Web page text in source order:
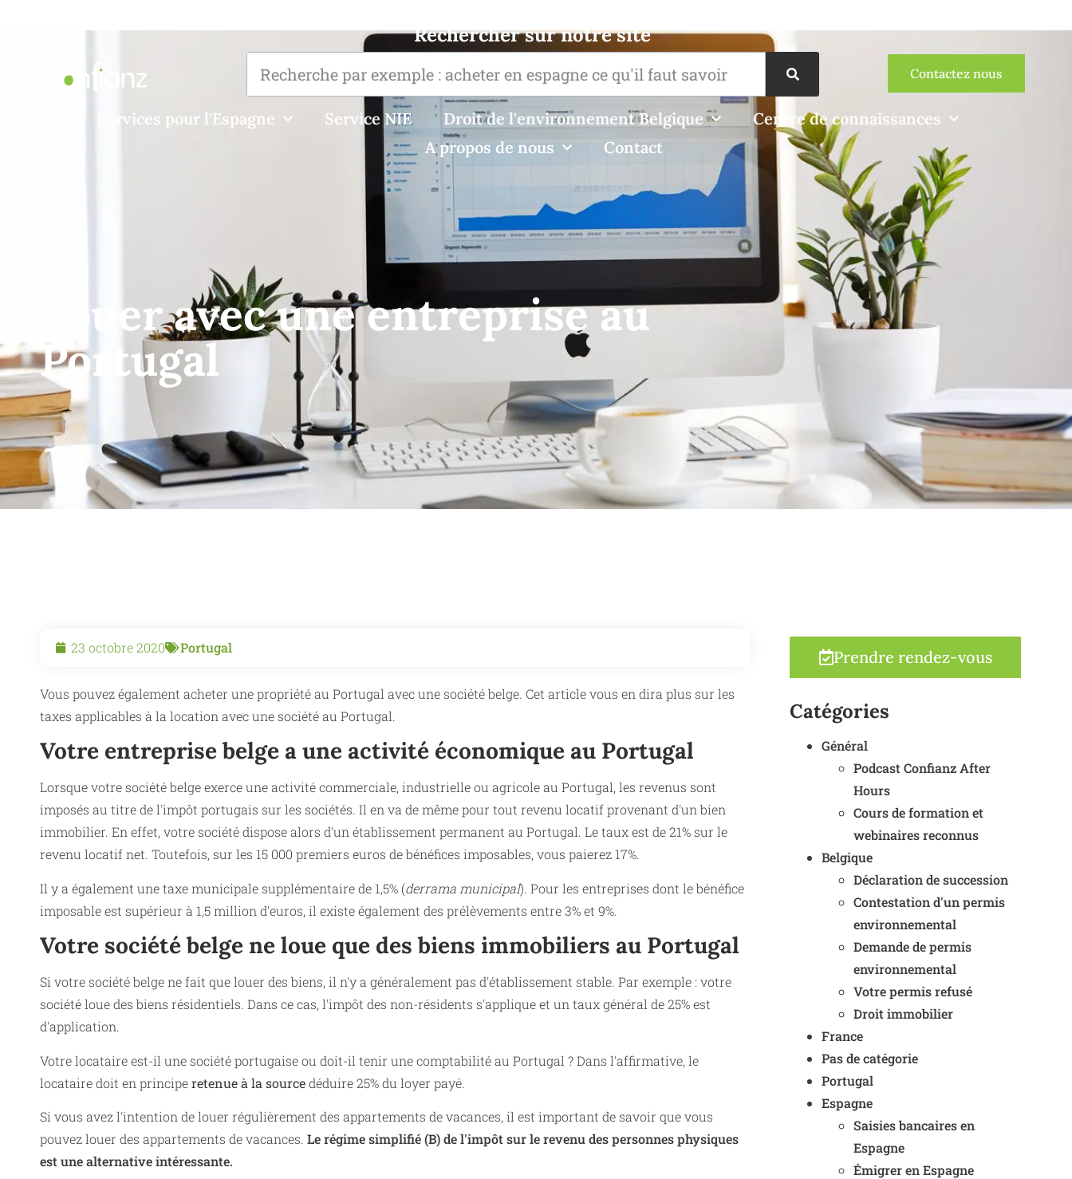
Rechercher sur notre site
Contactez nous
Services pour l'Espagne Service NIE Droit de l'environnement Belgique
Centre de connaissances
A propos de nous
Contact
Louer avec une entreprise au
Portugal
23 octobre 2020 Portugal
Vous pouvez également acheter une propriété au Portugal avec une société belge. Cet article vous en dira plus sur les
taxes applicables à la location avec une société au Portugal.
Votre entreprise belge a une activité économique au Portugal
Lorsque votre société belge exerce une activité commerciale, industrielle ou agricole au Portugal, les revenus sont
imposés au titre de l'impôt portugais sur les sociétés. Il en va de même pour tout revenu locatif provenant d'un bien
immobilier. En effet, votre société dispose alors d'un établissement permanent au Portugal. Le taux est de 21% sur le
revenu locatif net. Toutefois, sur les 15 000 premiers euros de bénéfices imposables, vous paierez 17%.
Il y a également une taxe municipale supplémentaire de 1,5% (derrama municipal). Pour les entreprises dont le bénéfice
imposable est supérieur à 1,5 million d'euros, il existe également des prélèvements entre 3% et 9%.
Votre société belge ne loue que des biens immobiliers au Portugal
Si votre société belge ne fait que louer des biens, il n'y a généralement pas d'établissement stable. Par exemple : votre
société loue des biens résidentiels. Dans ce cas, l'impôt des non-résidents s'applique et un taux général de 25% est
d'application.
Votre locataire est-il une société portugaise ou doit-il tenir une comptabilité au Portugal ? Dans l'affirmative, le
locataire doit en principeretenue à la sourcedéduire 25% du loyer payé.
Si vous avez l'intention de louer régulièrement des appartements de vacances, il est important de savoir que vous
pouvez louer des appartements de vacances. Le régime simplifié (B) de l'impôt sur le revenu des personnes physiques
est une alternative intéressante.
Prendre rendez-vous
Catégories
Général
Podcast Confianz After
Hours
Cours de formation et
webinaires reconnus
Belgique
Déclaration de succession
Contestation d'un permis
environnemental
Demande de permis
environnemental
Votre permis refusé
Droit immobilier
France
Pas de catégorie
Portugal
Espagne
Saisies bancaires en
Espagne
Émigrer en Espagne